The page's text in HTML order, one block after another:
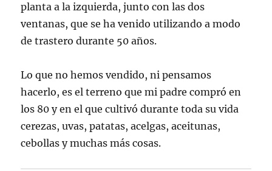
planta a la izquierda, junto con las dos
ventanas, que se ha venido utilizando a modo
de trastero durante 50 años.
Lo que no hemos vendido, ni pensamos
hacerlo, es el terreno que mi padre compró en
los 80 y en el que cultivó durante toda su vida
cerezas, uvas, patatas, acelgas, aceitunas,
cebollas y muchas más cosas.